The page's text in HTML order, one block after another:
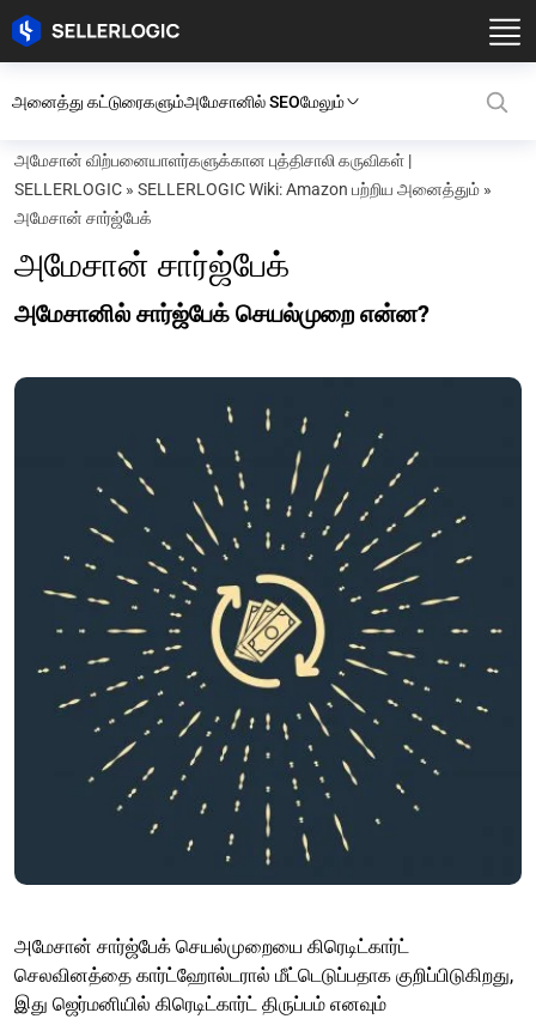
அனைத்து கட்டுரைகளும்அமேசானில் SEOமேலும்
அமேசான் விற்பனையாளர்களுக்கான புத்திசாலி கருவிகள் |
SELLERLOGIC » SELLERLOGIC Wiki: Amazon பற்றிய அனைத்தும் »
அமேசான் சார்ஜ்பேக்
அமேசான் சார்ஜ்பேக்
அமேசானில் சார்ஜ்பேக் செயல்முறை என்ன?
அமேசான் சார்ஜ்பேக் செயல்முறையை கிரெடிட்கார்ட்
செலவினத்தை கார்ட்ஹோல்டரால் மீட்டெடுப்பதாக குறிப்பிடுகிறது,
இது ஜெர்மனியில் கிரெடிட்கார்ட் திருப்பம் எனவும்